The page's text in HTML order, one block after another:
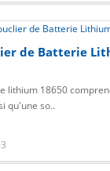
de Batterie
lithium 18650
qu'une so..